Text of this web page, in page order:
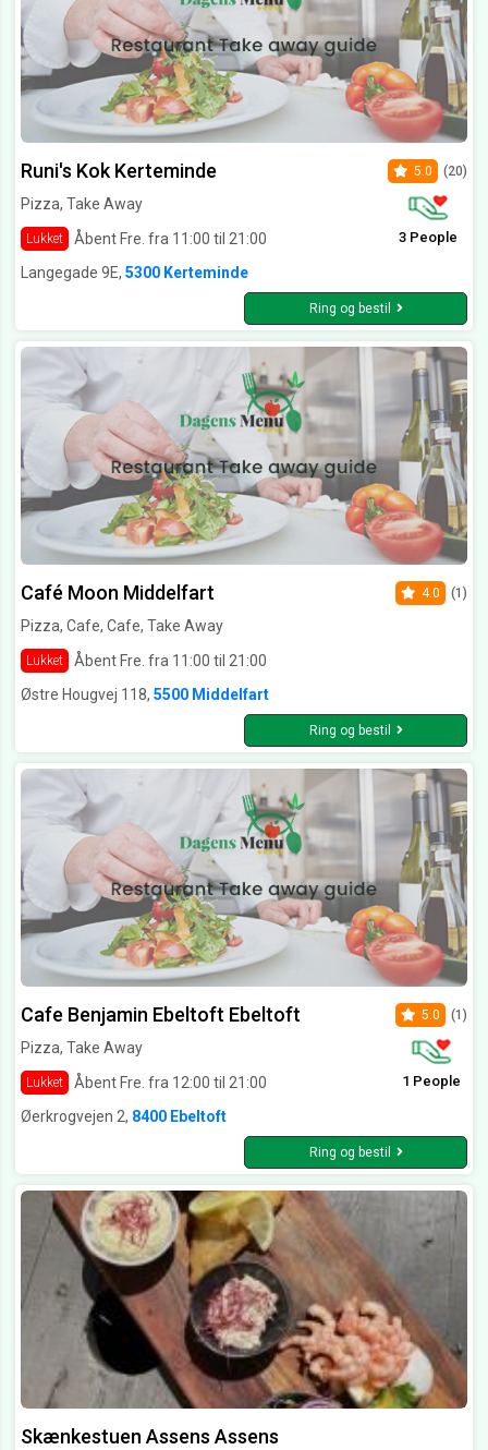
Runi's Kok Kerteminde
Pizza, Take Away
Lukket Åbent Fre. fra 11:00 til 21:00
5.0 (20)
3 People
Langegade 9E, 5300 Kerteminde
Ring og bestil
Café Moon Middelfart
Pizza, Cafe, Cafe, Take Away
Lukket Åbent Fre. fra 11:00 til 21:00
4.0 (1)
Østre Hougvej 118, 5500 Middelfart
Ring og bestil
Cafe Benjamin Ebeltoft Ebeltoft
Pizza, Take Away
Lukket Åbent Fre. fra 12:00 til 21:00
5.0 (1)
1 People
Øerkrogvejen 2, 8400 Ebeltoft
Ring og bestil
Skænkestuen Assens Assens